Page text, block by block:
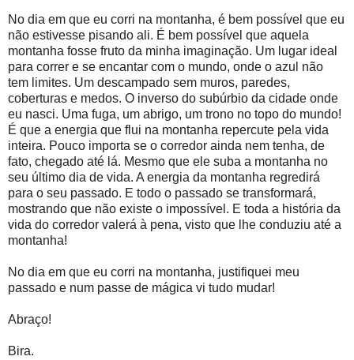
No dia em que eu corri na montanha, é bem possível que eu
não estivesse pisando ali. É bem possível que aquela
montanha fosse fruto da minha imaginação. Um lugar ideal
para correr e se encantar com o mundo, onde o azul não
tem limites. Um descampado sem muros, paredes,
coberturas e medos. O inverso do subúrbio da cidade onde
eu nasci. Uma fuga, um abrigo, um trono no topo do mundo!
É que a energia que flui na montanha repercute pela vida
inteira. Pouco importa se o corredor ainda nem tenha, de
fato, chegado até lá. Mesmo que ele suba a montanha no
seu último dia de vida. A energia da montanha regredirá
para o seu passado. E todo o passado se transformará,
mostrando que não existe o impossível. E toda a história da
vida do corredor valerá à pena, visto que lhe conduziu até a
montanha!
No dia em que eu corri na montanha, justifiquei meu
passado e num passe de mágica vi tudo mudar!
Abraço!
Bira.